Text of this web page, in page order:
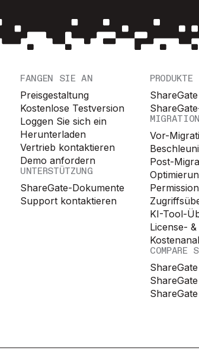
FANGEN SIE AN
Preisgestaltung
Kostenlose Testversion
Loggen Sie sich ein
Herunterladen
Vertrieb kontaktieren
Demo anfordern
UNTERSTÜTZUNG
ShareGate-Dokumente
Support kontaktieren
PRODUKTE
Vor-
Post-
KI-Tool-
License- &
COMPARE